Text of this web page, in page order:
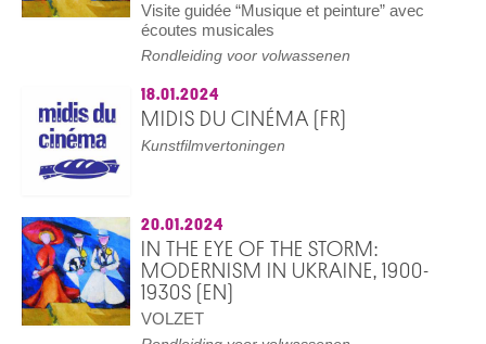
Visite guidée “Musique et peinture” avec
écoutes musicales
Rondleiding voor volwassenen
18.01.2024
MIDIS DU CINÉMA (FR)
Kunstfilmvertoningen
20.01.2024
IN THE EYE OF THE STORM:
MODERNISM IN UKRAINE, 1900-
1930S (EN)
VOLZET